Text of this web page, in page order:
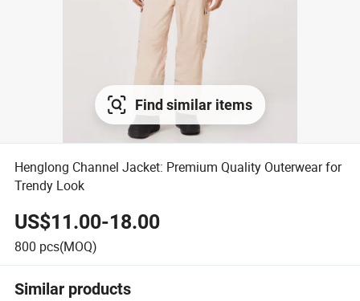
Find similar items
Henglong Channel Jacket: Premium Quality Outerwear for
Trendy Look
US$11.00-18.00
800 pcs(MOQ)
Similar products